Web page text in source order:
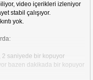
video içerikleri izleniyor
stabil çalışıyor.
yok.
2 saniyede bir kopuyor
bazen dakikada bir kopuyor